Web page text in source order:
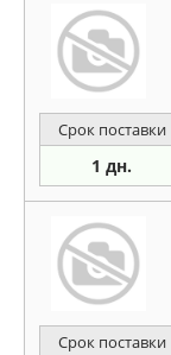
Срок поставки
1 дн.
Срок поставки